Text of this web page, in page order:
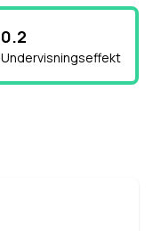
0.2
Undervisningseffekt